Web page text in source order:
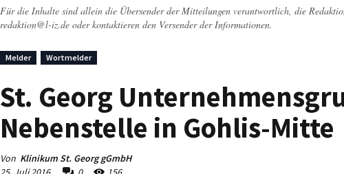
Für die Inhalte sind allein die Übersender der Mitteilungen verantwortlich, die
redaktion@l-iz.de oder kontaktieren den Versender der Informationen.
Melder Wortmelder
St. Georg
Nebenstelle in Gohlis-Mitte
Von Klinikum St. Georg gGmbH